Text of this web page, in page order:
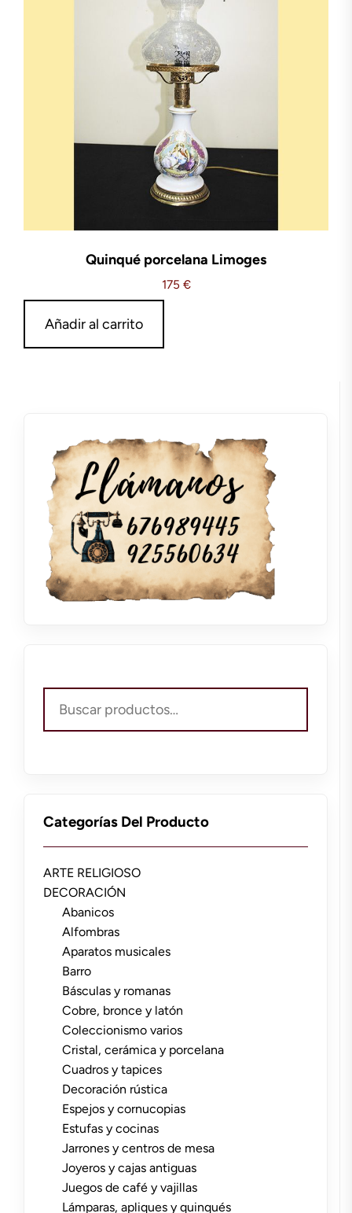
Quinqué porcelana Limoges
175 €
Añadir al carrito
por:
Categorías Del Producto
ARTE RELIGIOSO
DECORACIÓN
Abanicos
Alfombras
Aparatos musicales
Barro
Básculas y romanas
Cobre, bronce y latón
Coleccionismo varios
Cristal, cerámica y porcelana
Cuadros y tapices
Decoración rústica
Espejos y cornucopias
Estufas y cocinas
Jarrones y centros de mesa
Joyeros y cajas antiguas
Juegos de café y vajillas
Lámparas, apliques y quinqués